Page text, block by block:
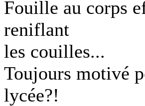
Fouille au corps
reniflant
les couilles...
Toujours motivé
lycée?!